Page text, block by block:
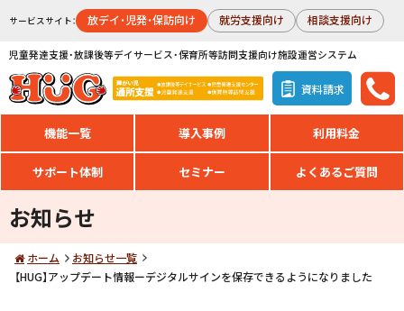
サービスサイト： 放デイ・児発・保訪向け 就労支援向け 相談支援向け
児童発達支援・放課後等デイサービス・保育所等訪問支援向け施設運営システム
資料請求
機能一覧 導入事例 利用料金
サポート体制 セミナー よくあるご質問
お知らせ
ホーム
お知らせ一覧
【HUG】アップデート情報ーデジタルサインを保存できるようになりました